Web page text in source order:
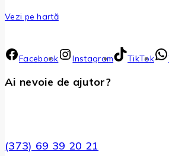
Vezi pe hartă
Facebook Instagram TikTok
Ai nevoie de ajutor?
(373) 69 39 20 21